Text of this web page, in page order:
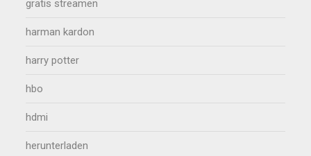
gratis streamen
harman kardon
harry potter
hbo
hdmi
herunterladen